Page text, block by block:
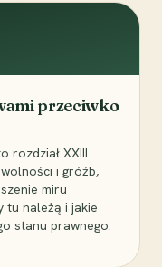
przeciwko
rozdział XXIII
i gróźb,
miru
tu należą i jakie
stanu prawnego.